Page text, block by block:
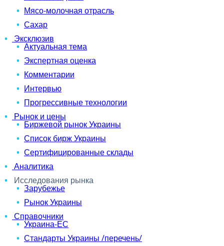
Мясо-молочная отрасль
Сахар
Эксклюзив
Актуальная тема
Экспертная оценка
Комментарии
Интервью
Прогрессивные технологии
Рынок и цены
Биржевой рынок Украины
Список бирж Украины
Сертифицированные склады
Аналитика
Исследования рынка
Зарубежье
Рынок Украины
Справочники
Украина-ЕС
Стандарты Украины /перечень/